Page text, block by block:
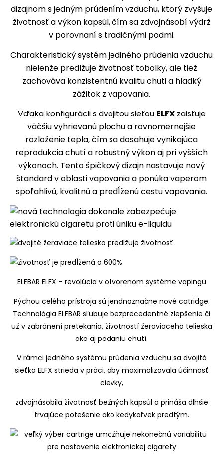
dizajnom s jedným prúdením vzduchu, ktorý zvyšuje
životnosť a výkon kapsúl, čím sa zdvojnásobí výdrž
v porovnaní s tradičnými podmi.
Charakteristický systém jediného prúdenia vzduchu
nielenže predlžuje životnosť tobolky, ale tiež
zachováva konzistentnú kvalitu chuti a hladký
zážitok z vapovania.
Vďaka konfigurácii s dvojitou sieťou ELFXzaisťuje
väčšiu vyhrievanú plochu a rovnomernejšie
rozloženie tepla, čím sa dosahuje vynikajúca
reprodukcia chutí a robustný výkon aj pri vyšších
výkonoch. Tento špičkový dizajn nastavuje nový
štandard v oblasti vapovania a ponúka vaperom
spoľahlivú, kvalitnú a predĺženú cestu vapovania.
ELFBAR ELFX – revolúcia v otvorenom systéme vapingu
Pýchou celého prístroja sú jendnoznačne nové catridge.
Technológia ELFBAR sľubuje bezprecedentné zlepšenie či
už v zabránení pretekania, životností žeraviaceho telieska
ako aj podaniu chutí.
V rámci jedného systému prúdenia vzduchu sa dvojitá
sieťka ELFX strieda v práci, aby maximalizovala účinnosť
cievky,
zdvojnásobila životnosť bežných kapsúl a prináša dlhšie
trvajúce potešenie ako kedykoľvek predtým.